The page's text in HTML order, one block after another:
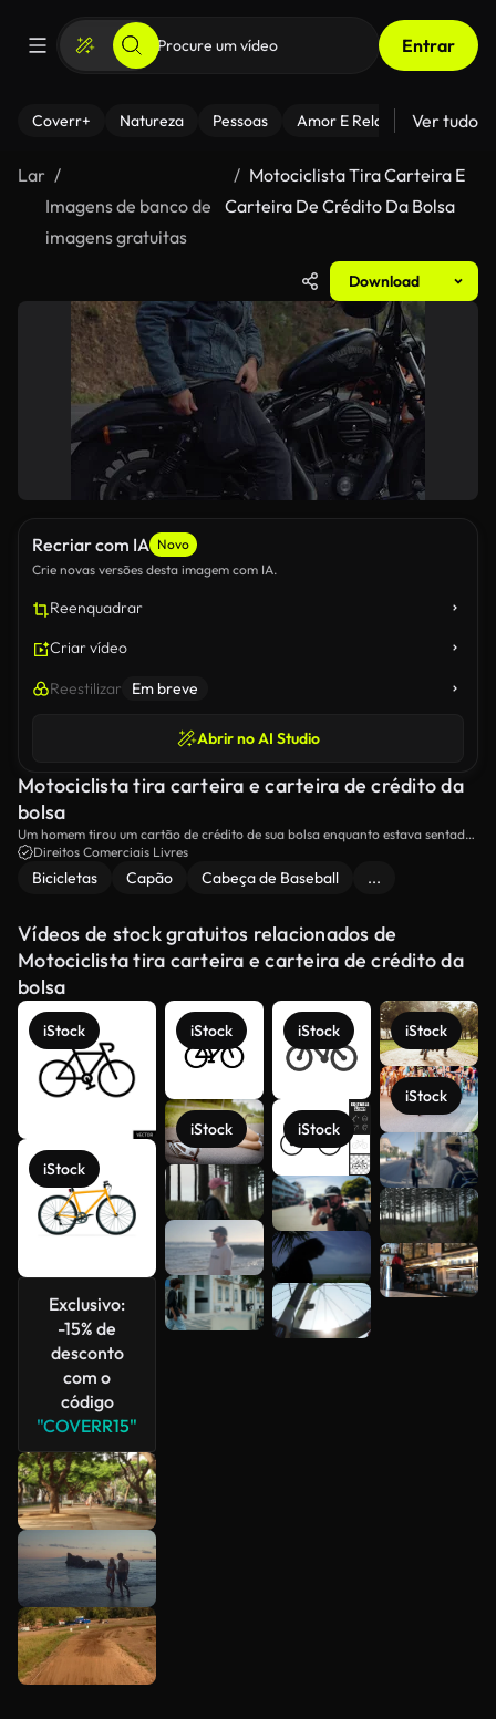
Entrar
Coverr+ Natureza Pessoas Amor E Relacionamentos
Ver tudo
Lar
Imagens de banco de
imagens gratuitas
Motociclista Tira Carteira E
Carteira De Crédito Da Bolsa
Download
Recriar com IA Novo
Crie novas versões desta imagem com IA.
Reenquadrar
Criar vídeo
Reestilizar Em breve
Abrir no AI Studio
Motociclista tira carteira e carteira de crédito da
bolsa
Um homem tirou um cartão de crédito de sua bolsa enquanto estava sentado
em uma moto.
Direitos Comerciais Livres
Bicicletas Capão Cabeça de Baseball ...
Vídeos de stock gratuitos relacionados de
Motociclista tira carteira e carteira de crédito da
bolsa
iStock
iStock
Exclusivo:
-15% de
desconto
com o
código
"COVERR15"
iStock
iStock
iStock
iStock
iStock
iStock
Veja mais